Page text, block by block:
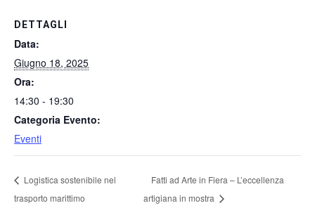
DETTAGLI
Data:
Giugno 18, 2025
Ora:
14:30 - 19:30
Categoria Evento:
Eventi
Logistica sostenibile nel
trasporto marittimo
Fatti ad Arte in Fiera – L’eccellenza
artigiana in mostra